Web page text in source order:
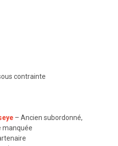
contrainte
– Ancien subordonné,
manquée